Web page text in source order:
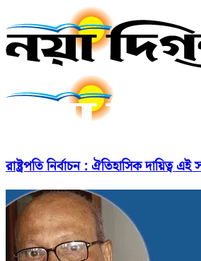
রাষ্ট্রপতি নির্বাচন : ঐতিহাসিক দায়িত্ব